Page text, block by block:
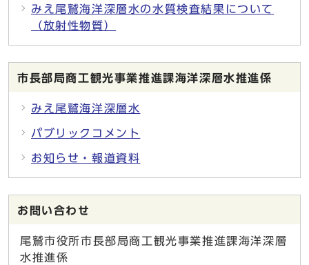
みえ尾鷲海洋深層水の水質検査結果について
（放射性物質）
市長部局商工観光事業推進課海洋深層水推進係
みえ尾鷲海洋深層水
パブリックコメント
お知らせ・報道資料
お問い合わせ
尾鷲市役所市長部局商工観光事業推進課海洋深層
水推進係